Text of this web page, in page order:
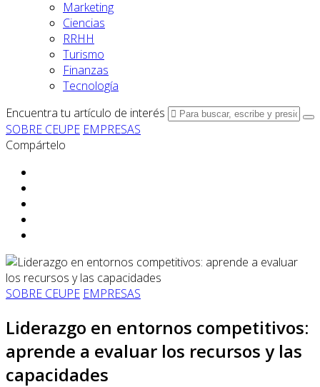
Marketing
Ciencias
RRHH
Turismo
Finanzas
Tecnología
Encuentra tu artículo de interés
SOBRE CEUPE EMPRESAS
Compártelo
SOBRE CEUPE EMPRESAS
Liderazgo en entornos competitivos:
aprende a evaluar los recursos y las
capacidades